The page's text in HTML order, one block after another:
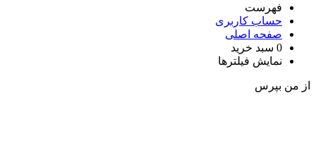
فهرست
حساب کاربری
صفحه اصلی
سبد خرید
نمایش فیلترها
من بپرس